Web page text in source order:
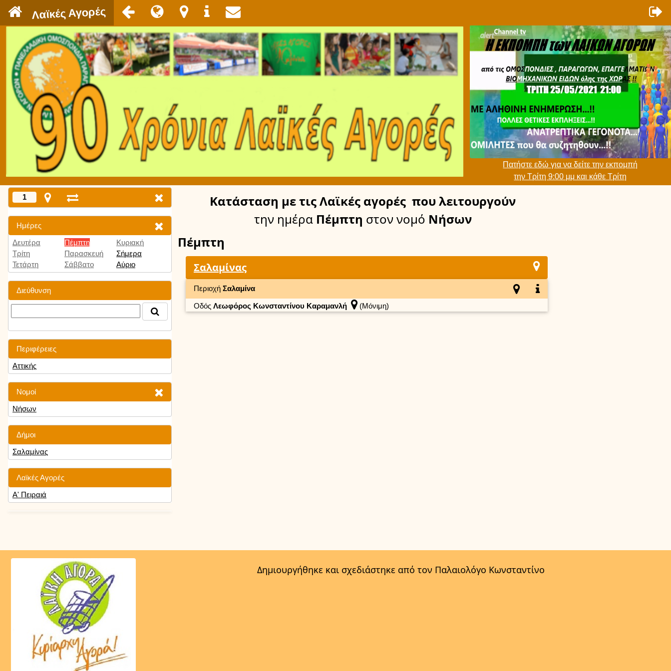
Λαϊκές Αγορές
Πατήστε εδώ για να δείτε την εκπομπή
την Τρίτη 9:00 μμ και κάθε Τρίτη
1
Ημέρες
Δευτέρα
Τρίτη
Τετάρτη
Πέμπτη
Παρασκευή
Σάββατο
Κυριακή
Σήμερα
Αύριο
Διεύθυνση
Περιφέρειες
Αττικής
Νομοί
Νήσων
Δήμοι
Σαλαμίνας
Λαϊκές Αγορές
Α' Πειραιά
Κατάσταση με τις Λαϊκές αγορές που λειτουργούν
την ημέραΠέμπτη στον νομό Νήσων
Πέμπτη
Σαλαμίνας
Περιοχή Σαλαμίνα
Οδός Λεωφόρος Κωνσταντίνου Καραμανλή (Μόνιμη)
Δημιουργήθηκε και σχεδιάστηκε από τον Παλαιολόγο Κωνσταντίνο